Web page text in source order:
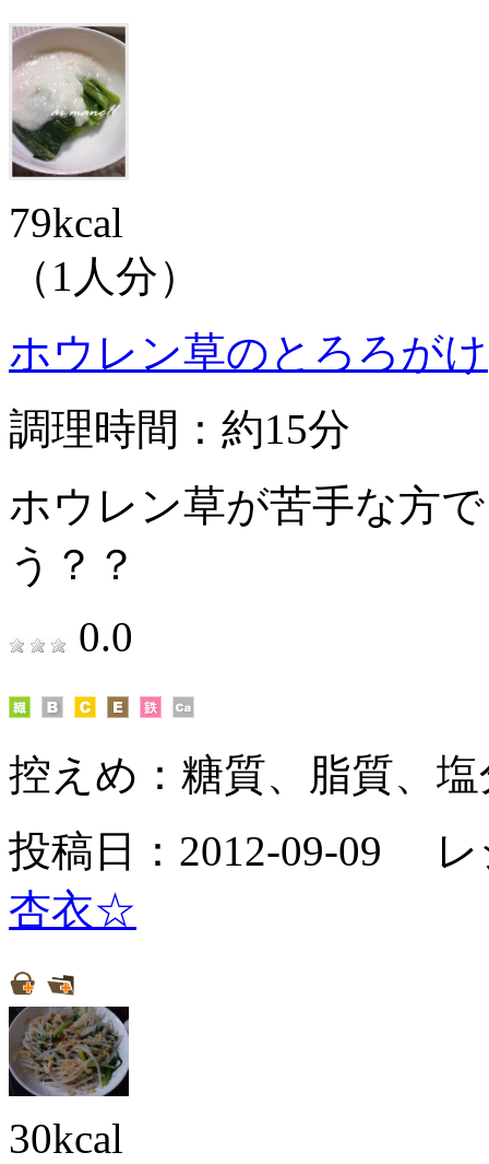
79kcal
（1人分）
ホウレン草のとろろがけ
調理時間：約15分
ホウレン草が苦手な方
う？？
0.0
控えめ： 糖質、脂質、
投稿日：2012-09-09
杏衣☆
30kcal